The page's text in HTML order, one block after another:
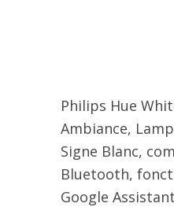
Philips Hue
Ambiance,
Signe Blanc,
Bluetooth,
Google